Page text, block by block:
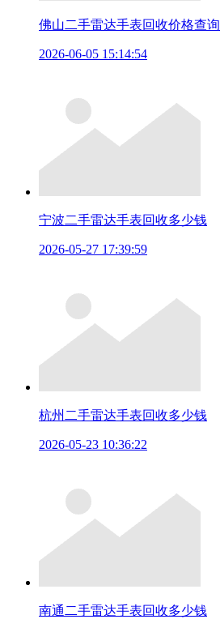
佛山二手雷达手表回收价格查询
2026-06-05 15:14:54
宁波二手雷达手表回收多少钱
2026-05-27 17:39:59
杭州二手雷达手表回收多少钱
2026-05-23 10:36:22
南通二手雷达手表回收多少钱